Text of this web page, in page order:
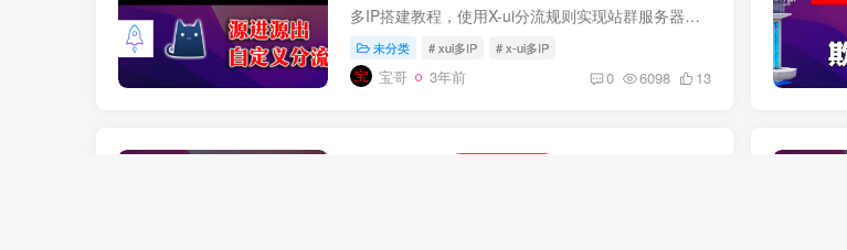
多IP搭建教程，使用X-ui分流规则实现站群服务器多IP源进源出
未分类 # xui多IP # x-ui多IP
宝哥 3年前 0 6098 13